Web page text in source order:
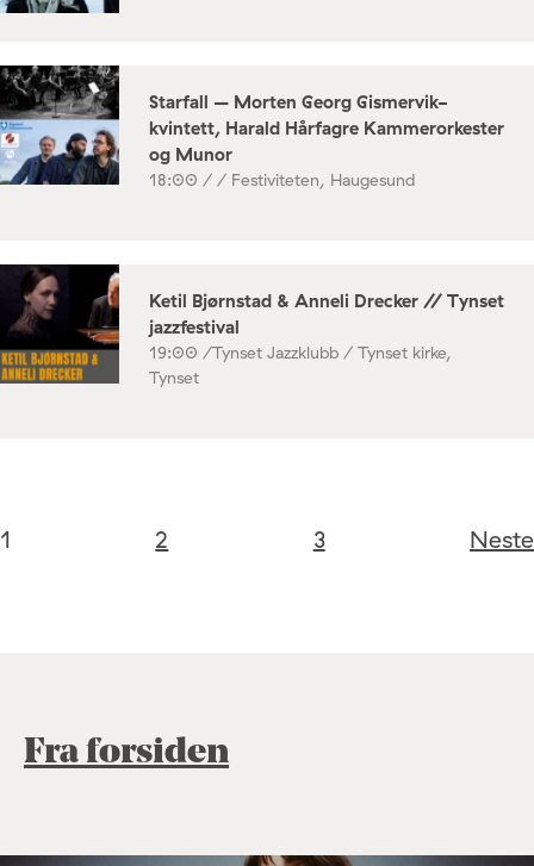
Starfall – Morten Georg Gismervik-
kvintett, Harald Hårfagre Kammerorkester
og Munor
18:00 / / Festiviteten, Haugesund
Ketil Bjørnstad & Anneli Drecker // Tynset
jazzfestival
19:00 /Tynset Jazzklubb / Tynset kirke,
Tynset
1 2 3 Neste
Fra forsiden